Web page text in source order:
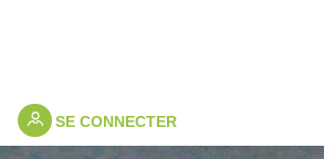
SE CONNECTER